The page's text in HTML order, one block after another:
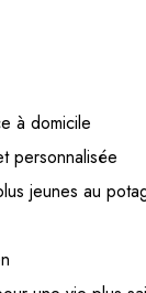
à domicile
personnalisée
jeunes au